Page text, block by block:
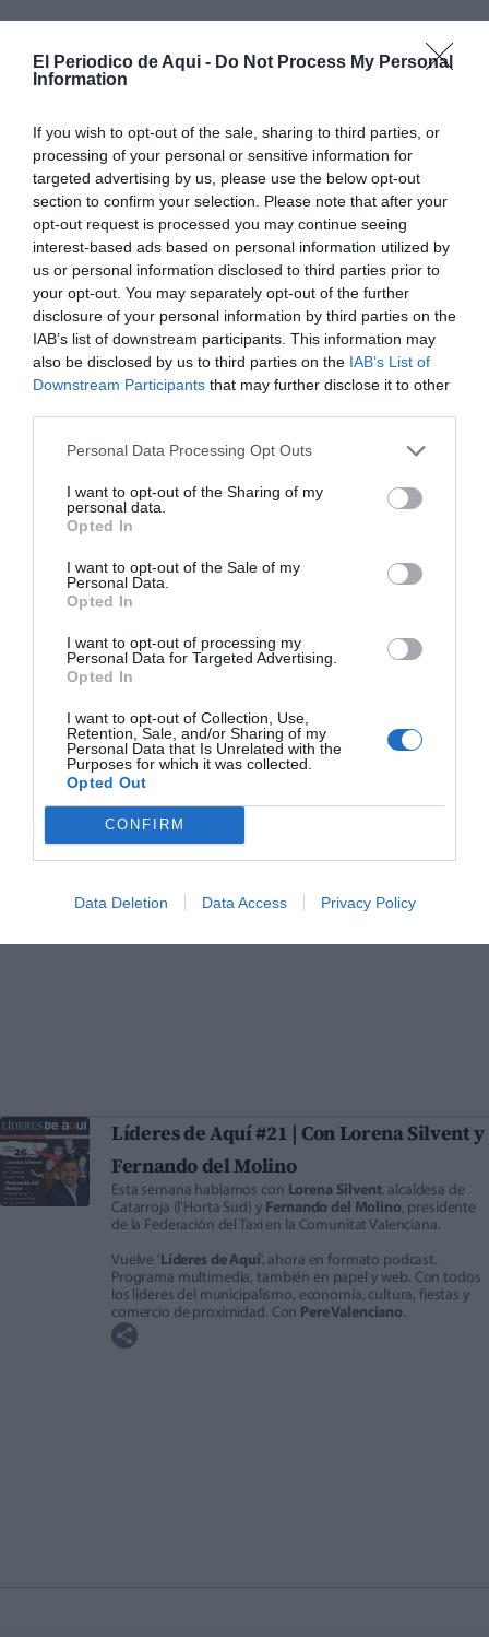
El Periodico de Aqui - Do Not Process My Personal
Information
If you wish to opt-out of the sale, sharing to third parties, or
processing of your personal or sensitive information for
targeted advertising by us, please use the below opt-out
section to confirm your selection. Please note that after your
opt-out request is processed you may continue seeing
interest-based ads based on personal information utilized by
us or personal information disclosed to third parties prior to
your opt-out. You may separately opt-out of the further
disclosure of your personal information by third parties on the
IAB’s list of downstream participants. This information may
also be disclosed by us to third parties on the IAB’s List of
Downstream Participants that may further disclose it to other
Personal Data Processing Opt Outs
I want to opt-out of the Sharing of my
personal data.
Opted In
I want to opt-out of the Sale of my
Personal Data.
Opted In
I want to opt-out of processing my
Personal Data for Targeted Advertising.
Opted In
I want to opt-out of Collection, Use,
Retention, Sale, and/or Sharing of my
Personal Data that Is Unrelated with the
Purposes for which it was collected.
Opted Out
CONFIRM
Data Deletion Data Access Privacy Policy
Líderes de Aquí #23 | Con David Sánchez,
Carmen Climent, Roc Viñas y Vicente
Montesinos
Esta semana hablamos con David Sánchez Grimaldos
perito judicial;Carmen Climent, alcaldesa de Segorbe (Alto
Palancia/Castellón;Roc Viñas, cofundador y CEO de
‘Citring’; yVicente Montesinos, gerente de ‘B-Lock’
(Sistema de Seguridad Anti-ladrones).
Líderes de Aquí #22 | Con Miguel Marín y
Fernando Darder
agua y el fuego' yFernando Darder
Esperanza Sin Fronteras (Ayuda desde Valencia a
Venezuela).
Vuelve '
Programa multimedia, también en papel y web. Con todos
los líderes del municipalismo, economía, cultura, fiestas y
comercio de proximidad. Con
Líderes de Aquí #21 | Con Lorena Silvent y
Fernando del Molino
Esta semana hablamos con Lorena Silvent. alcaldesa de
Catarroja (l'Horta Sud) y Fernando del Molino, presidente
de la Federación del Taxi en la Comunitat Valenciana.
Vuelve 'Líderes de Aquí', ahora en formato podcast.
Programa multimedia, también en papel y web. Con todos
los líderes del municipalismo, economía, cultura, fiestas y
comercio de proximidad. Con Pere Valenciano.